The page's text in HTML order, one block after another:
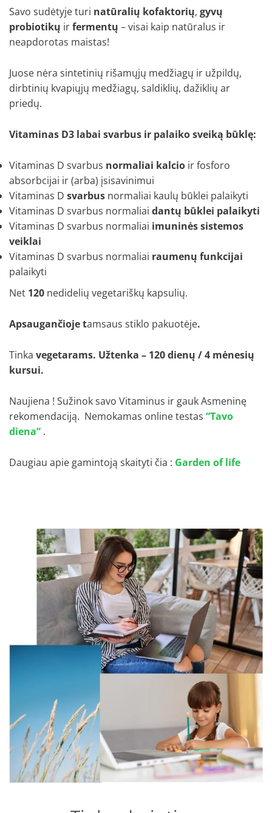
Savo sudėtyje turi natūralių kofaktorių, gyvų
probiotikų irfermentų – visai kaip natūralus ir
neapdorotas maistas!
Juose nėra sintetinių rišamųjų medžiagų ir užpildų,
dirbtinių kvapiųjų medžiagų, saldiklių, dažiklių ar
priedų.
Vitaminas D3 labai svarbus ir palaiko sveiką būklę:
Vitaminas D svarbus normaliai kalcio ir fosforo
absorbcijai ir (arba) įsisavinimui
Vitaminas D svarbus normaliai kaulų būklei palaikyti
Vitaminas D svarbus normaliai dantų būklei palaikyti
Vitaminas D svarbus normaliai imuninėssistemos
veiklai
Vitaminas D svarbus normaliai raumenų funkcijai
palaikyti
Net 120 nedidelių vegetariškų kapsulių.
Apsaugančioje tamsaus stiklo pakuotėje.
Tinka vegetarams. Užtenka – 120 dienų / 4 mėnesių
kursui.
Naujiena ! Sužinok savo Vitaminus ir gauk Asmeninę
rekomendaciją. Nemokamas online testas “Tavo
diena” .
Daugiau apie gamintoją skaityti čia : Garden of life